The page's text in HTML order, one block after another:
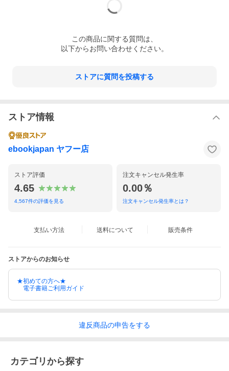
この商品に関する質問は、
以下からお問い合わせください。
ストアに質問を投稿する
ストア情報
ebookjapan ヤフー店
ストア評価
4.65
4,567件の評価を見る
注文キャンセル発生率
0.00％
注文キャンセル発生率とは？
支払い方法 送料について 販売条件
ストアからのお知らせ
★初めての方へ★
電子書籍ご利用ガイド
違反商品の申告をする
カテゴリから探す